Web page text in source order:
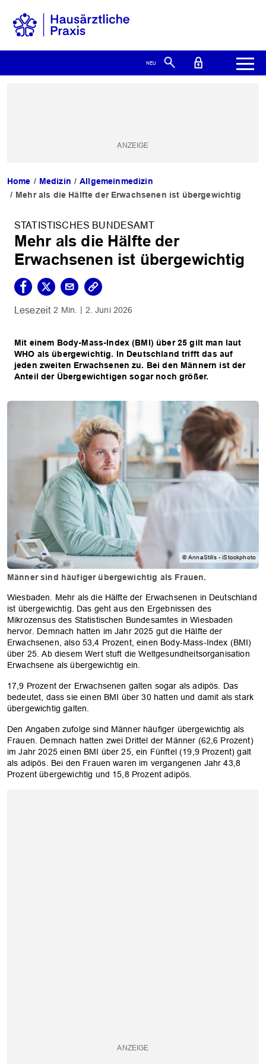
Home Medizin
Allgemeinmedizin
Mehr als die Hälfte der Erwachsenen ist übergewichtig
STATISTISCHES BUNDESAMT
Mehr als die Hälfte der
Erwachsenen ist übergewichtig
2 Min. 2. Juni 2026
Mit einem Body-Mass-Index (BMI) über 25 gilt man laut
WHO als übergewichtig. In Deutschland trifft das auf
jeden zweiten Erwachsenen zu. Bei den Männern ist der
Anteil der Übergewichtigen sogar noch größer.
© AnnaStills - iStockphoto
Männer sind häufiger übergewichtig als Frauen.
Wiesbaden. Mehr als die Hälfte der Erwachsenen in Deutschland
ist übergewichtig. Das geht aus den Ergebnissen des
Mikrozensus des Statistischen Bundesamtes in Wiesbaden
hervor. Demnach hatten im Jahr 2025 gut die Hälfte der
Erwachsenen, also 53,4 Prozent, einen Body-Mass-Index (BMI)
über 25. Ab diesem Wert stuft die Weltgesundheitsorganisation
Erwachsene als übergewichtig ein.
17,9 Prozent der Erwachsenen galten sogar als adipös. Das
bedeutet, dass sie einen BMI über 30 hatten und damit als stark
übergewichtig galten.
Den Angaben zufolge sind Männer häufiger übergewichtig als
Frauen. Demnach hatten zwei Drittel der Männer (62,6 Prozent)
im Jahr 2025 einen BMI über 25, ein Fünftel (19,9 Prozent) galt
als adipös. Bei den Frauen waren im vergangenen Jahr 43,8
Prozent übergewichtig und 15,8 Prozent adipös.